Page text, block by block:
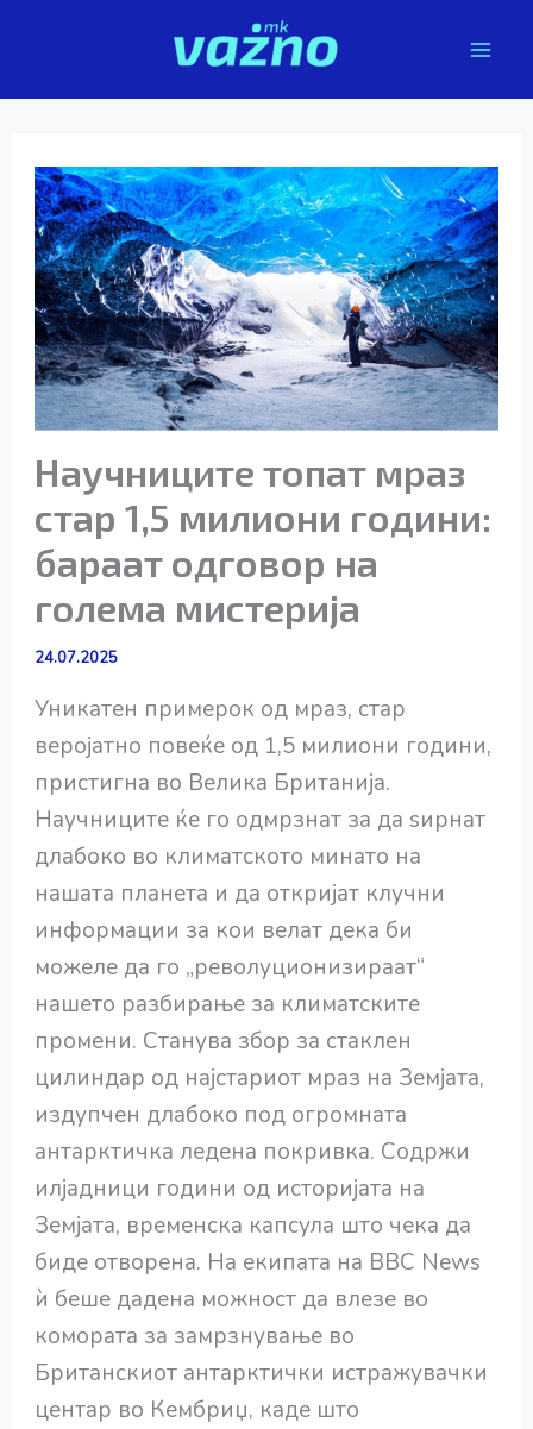
Научниците топат мраз
стар 1,5 милиони години:
бараат одговор на
голема мистерија
24.07.2025
Уникатен примерок од мраз, стар
веројатно повеќе од 1,5 милиони години,
пристигна во Велика Британија.
Научниците ќе го одмрзнат за да ѕирнат
длабоко во климатското минато на
нашата планета и да откријат клучни
информации за кои велат дека би
можеле да го „револуционизираат“
нашето разбирање за климатските
промени. Станува збор за стаклен
цилиндар од најстариот мраз на Земјата,
издупчен длабоко под огромната
антарктичка ледена покривка. Содржи
илјадници години од историјата на
Земјата, временска капсула што чека да
биде отворена. На екипата на BBC News
ѝ беше дадена можност да влезе во
комората за замрзнување во
Британскиот антарктички истражувачки
центар во Кембриџ, каде што